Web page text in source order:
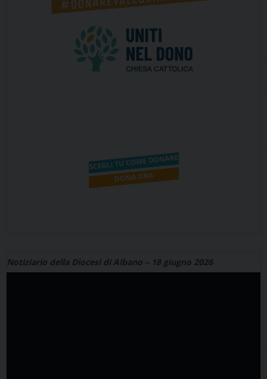
Notiziario della Diocesi di Albano – 18 giugno 2026